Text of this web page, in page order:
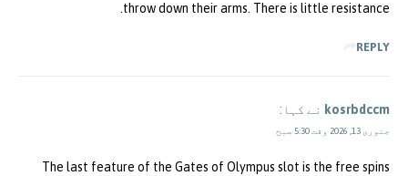
throw down their arms. There is little resistance.
REPLY
kosrbdccm نے کہا:
جنوری 13, 2026 وقت 5:30 صبح
The last feature of the Gates of Olympus slot is the free spins